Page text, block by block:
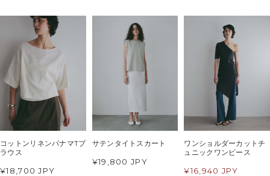
コットンリネンパナマTブ
ラウス
¥18,700 JPY
サテンタイトスカート
¥19,800 JPY
ワンショルダーカットチ
ュニックワンピース
¥16,940 JPY